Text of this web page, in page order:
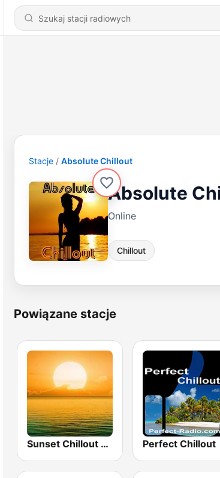
Stacje Absolute Chillout
Absolute
Online
Chillout
Powiązane stacje
Sunset Chillout Lounge Perfect Chillout